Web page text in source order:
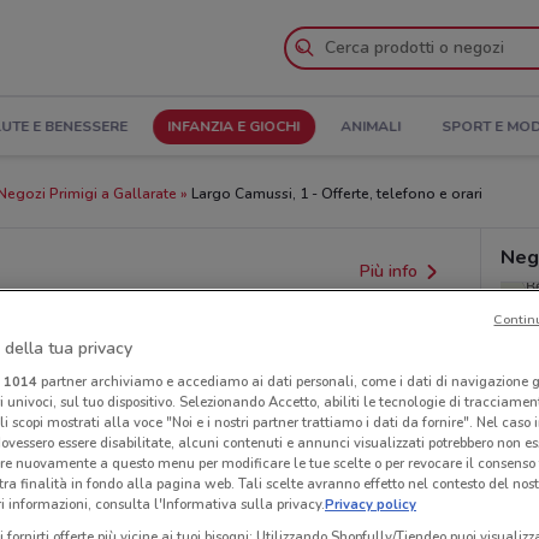
E BENESSERE INFANZIA E GIOCHI ANIMALI SPORT E
Primigi a Gallarate Largo Camussi, 1 - Offerte, telefono e orari
Più info
regionali o nazionali. Verifica l’accuratezza
della tua privacy
1014partner archiviamo e accediamo ai dati personali, come i dati di navigazione
sul tuo dispositivo. Selezionando Accetto, abiliti le tecnologie di
scopi mostrati alla voce "Noi e i nostri partner trattiamo i dati da fornire". Nel caso
essere disabilitate, alcuni contenuti e annunci visualizzati potrebbero non
nuovamente a questo menu per modificare le tue scelte o per revocare il
finalità in fondo alla pagina web. Tali scelte avranno effetto nel contesto del
informazioni, consulta l'Informativa sulla privacy.Privacy policy